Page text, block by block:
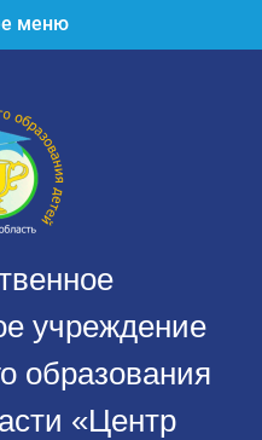
меню
учреждение
образования
«Центр